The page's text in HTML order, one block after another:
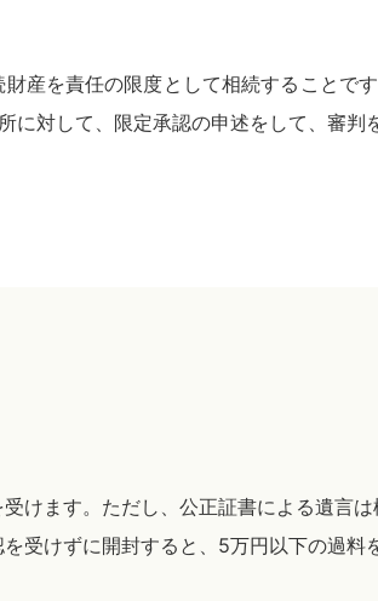
産を責任の限度として相続すること
に対して、限定承認の申述をして、審判
けます。ただし、公正証書による遺言は
受けずに開封すると、5万円以下の過料